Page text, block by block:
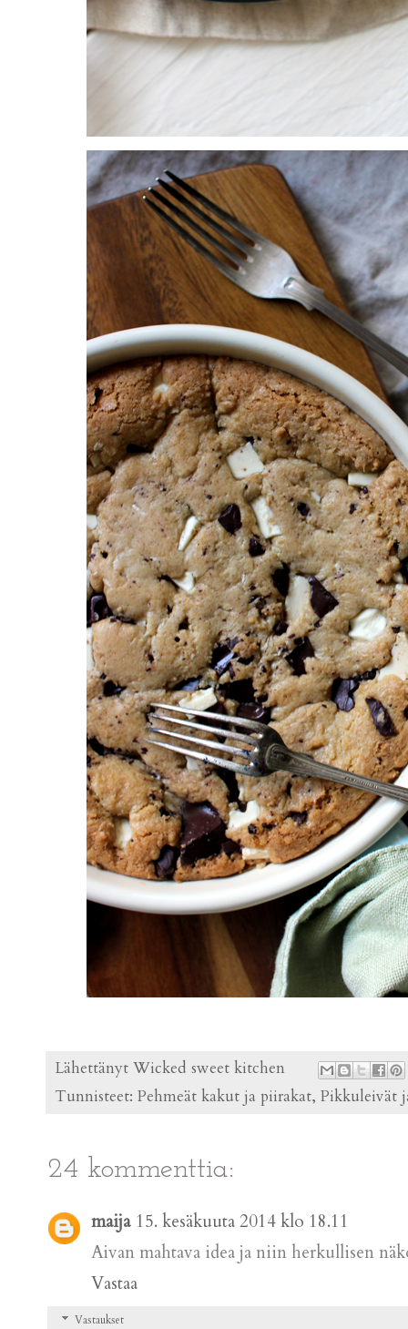
Lähettänyt Wicked sweet kitchen
Tunnisteet: Pehmeät kakut ja piirakat, Pikkuleivät
24 kommenttia:
maija 15. kesäkuuta 2014 klo 18.11
Aivan mahtava idea ja niin herkullisen
Vastaa
Vastaukset